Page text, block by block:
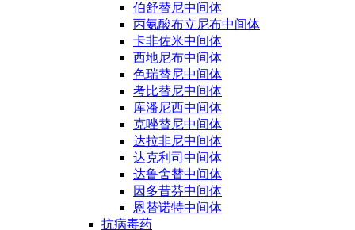
伯舒替尼中间体
丙氨酸布立尼布中间体
卡非佐米中间体
西地尼布中间体
色瑞替尼中间体
考比替尼中间体
库潘尼西中间体
克唑替尼中间体
达拉非尼中间体
达克利司中间体
达鲁舍替中间体
因多昔芬中间体
恩替诺特中间体
抗病毒药